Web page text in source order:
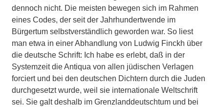
dennoch nicht. Die meisten bewegen sich im Rahmen
eines Codes, der seit der Jahrhundertwende im
Bürgertum selbstverständlich geworden war. So liest
man etwa in einer Abhandlung von Ludwig Finckh über
die deutsche Schrift: Ich habe es erlebt, daß in der
Systemzeit die Antiqua von allen jüdischen Verlagen
forciert und bei den deutschen Dichtern durch die Juden
durchgesetzt wurde, weil sie internationale Weltschrift
sei. Sie galt deshalb im Grenzlanddeutschtum und bei